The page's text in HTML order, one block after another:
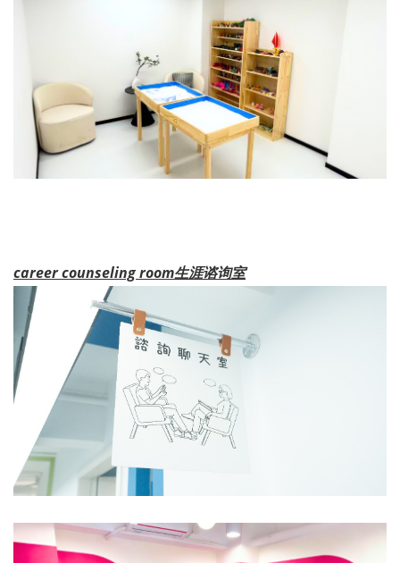
career counseling room生涯谘询室